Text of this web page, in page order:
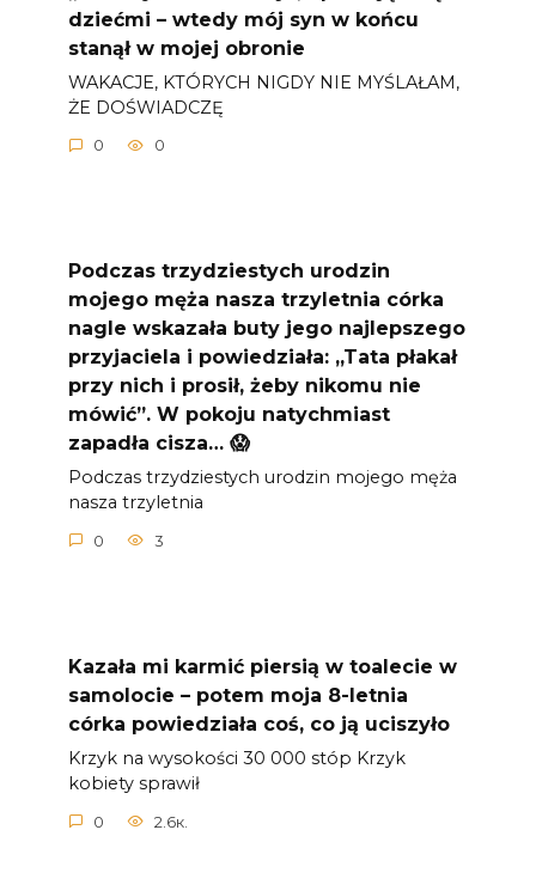
dziećmi – wtedy mój syn w końcu
stanął w mojej obronie
WAKACJE, KTÓRYCH NIGDY NIE MYŚLAŁAM,
ŻE DOŚWIADCZĘ
0 0
Podczas trzydziestych urodzin
mojego męża nasza trzyletnia córka
nagle wskazała buty jego najlepszego
przyjaciela i powiedziała: „Tata płakał
przy nich i prosił, żeby nikomu nie
mówić”. W pokoju natychmiast
zapadła cisza… 😱
Podczas trzydziestych urodzin mojego męża
nasza trzyletnia
0 3
Kazała mi karmić piersią w toalecie w
samolocie – potem moja 8-letnia
córka powiedziała coś, co ją uciszyło
Krzyk na wysokości 30 000 stóp Krzyk
kobiety sprawił
0 2.6к.